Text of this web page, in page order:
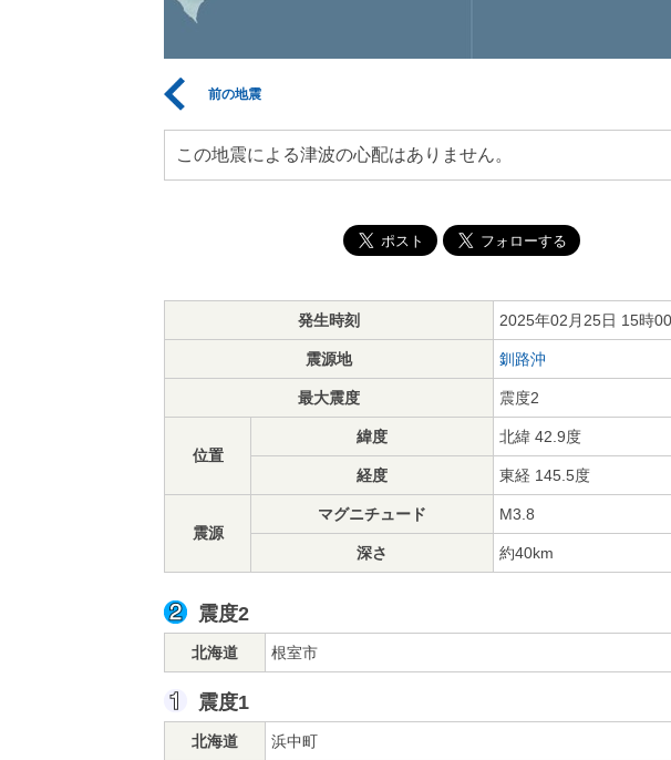
前の地震
この地震による津波の心配はありません。
発生時刻 2025年02月25日 15時
震源地 釧路沖
最大震度 震度2
位置
緯度 北緯 42.9度
経度 東経 145.5度
震源
マグニチュード M3.8
深さ 約40km
震度2
北海道 根室市
震度1
北海道 浜中町